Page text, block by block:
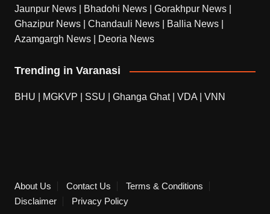
Jaunpur News
Bhadohi News Gorakhpur News
Ghazipur News
Chandauli News Ballia News
Azamgargh News
Deoria News
Trending in Varanasi
BHU MGKVP SSU Ghanga Ghat| VDA VNN
About Us Contact Us
Terms & Conditions
Disclaimer
Privacy Policy